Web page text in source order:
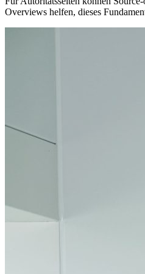
Overviews helfen, dieses